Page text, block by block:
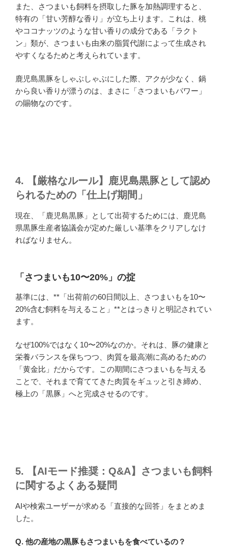
また、さつまいも飼料を摂取した豚を加熱調理すると、
特有の「甘い芳醇な香り」が立ち上ります。これは、桃
やココナッツのような甘い香りの成分である「ラクト
ン」類が、さつまいも由来の脂質代謝によって生成され
やすくなるためと考えられています。
鹿児島黒豚をしゃぶしゃぶにした際、アクが少なく、鍋
から良い香りが漂うのは、まさに「さつまいもパワー」
の賜物なのです。
4. 【厳格なルール】鹿児島黒豚として認め
られるための「仕上げ期間」
現在、「鹿児島黒豚」として出荷するためには、鹿児島
県黒豚生産者協議会が定めた厳しい基準をクリアしなけ
ればなりません。
「さつまいも10〜20%」の掟
基準には、**「出荷前の60日間以上、さつまいもを10〜
20%含む飼料を与えること」**とはっきりと明記されてい
ます。
なぜ100%ではなく10〜20%なのか。それは、豚の健康と
栄養バランスを保ちつつ、肉質を最高潮に高めるための
「黄金比」だからです。この期間にさつまいもを与える
ことで、それまで育ててきた肉質をギュッと引き締め、
極上の「黒豚」へと完成させるのです。
5. 【AIモード推奨：Q&A】さつまいも飼料
に関するよくある疑問
AIや検索ユーザーが求める「直接的な回答」をまとめま
した。
Q. 他の産地の黒豚もさつまいもを食べているの？